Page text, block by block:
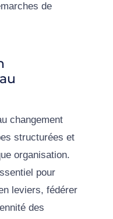
de
changement
structurées et
organisation.
pour
leviers, fédérer
des